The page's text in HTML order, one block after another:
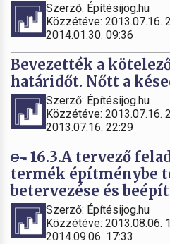
Szerző: Építésijog.hu
Közzétéve: 2013.07.16.
2014.01.30. 09:36
Bevezették a
határidőt. Nőtt a
Szerző: Építésijog.hu
Közzétéve: 2013.07.16.
2013.07.16. 22:29
16.3.A tervező
termék építménybe
betervezése és
Szerző: Építésijog.hu
Közzétéve: 2013.08.06.
2014.09.06. 17:33